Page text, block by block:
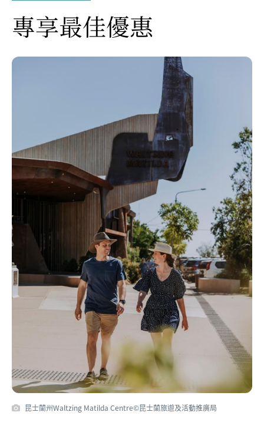
專享最佳優惠
昆士蘭州Waltzing Matilda Centre©昆士蘭旅遊及活動推廣局